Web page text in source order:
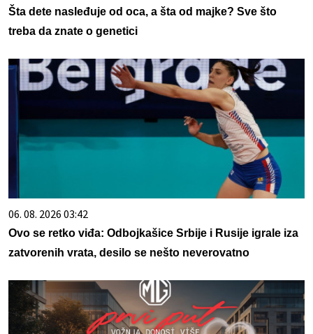
Šta dete nasleđuje od oca, a šta od majke? Sve što
treba da znate o genetici
06. 08. 2026 03:42
Ovo se retko viđa: Odbojkašice Srbije i Rusije igrale iza
zatvorenih vrata, desilo se nešto neverovatno